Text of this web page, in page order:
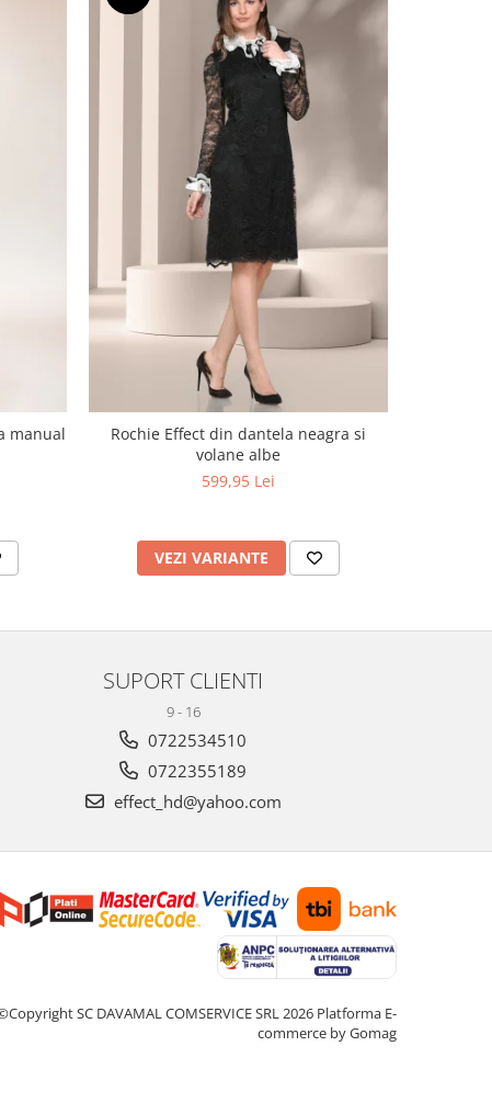
manual
Rochie Effect din dantela neagra si
volane albe
599,95 Lei
VEZI VARIANTE
SUPORT CLIENTI
9 - 16
0722534510
0722355189
effect_hd@yahoo.com
SC DAVAMAL COMSERVICE SRL 2026 Platforma E-
commerce by Gomag